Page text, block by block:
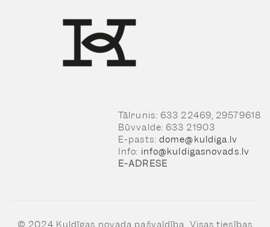
Tālrunis: 633 22469, 29579618
Būvvalde: 633 21903
E-pasts: dome@kuldiga.lv
Info: info@kuldigasnovads.lv
E-ADRESE
© 2024 Kuldīgas novada pašvaldība, Visas tiesības